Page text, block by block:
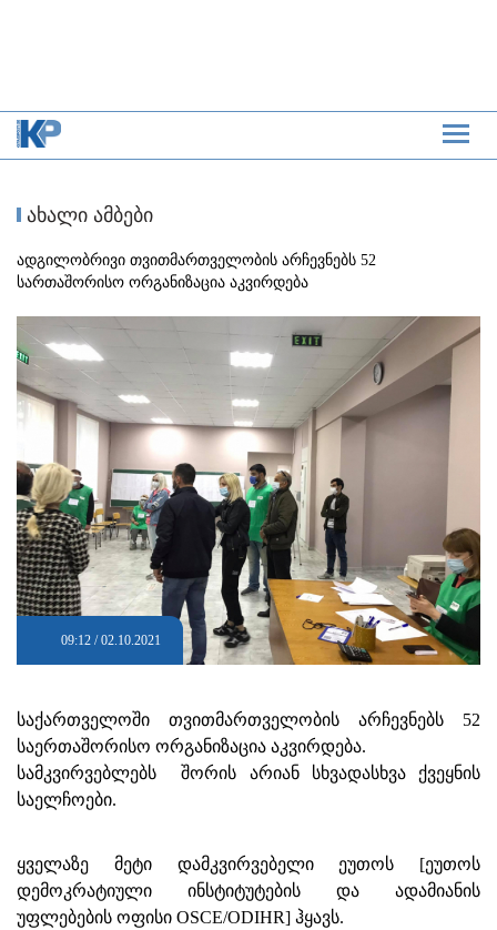
ახალი ამბები
ადგილობრივი თვითმართველობის არჩევნებს 52
სართაშორისო ორგანიზაცია აკვირდება
09:12 / 02.10.2021
საქართველოში თვითმართველობის არჩევნებს 52
საერთაშორისო ორგანიზაცია აკვირდება.
სამკვირვებლებს შორის არიან სხვადასხვა ქვეყნის
საელჩოები.
ყველაზე მეტი დამკვირვებელი ეუთოს [ეუთოს
დემოკრატიული ინსტიტუტების და ადამიანის
უფლებების ოფისი OSCE/ODIHR] ჰყავს.